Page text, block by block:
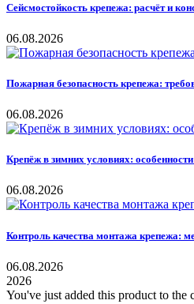
Сейсмостойкость крепежа: расчёт и
06.08.2026
Пожарная безопасность крепежа:
06.08.2026
Крепёж в зимних условиях:
06.08.2026
Контроль качества монтажа крепежа:
06.08.2026
2026
You've just added this product to the